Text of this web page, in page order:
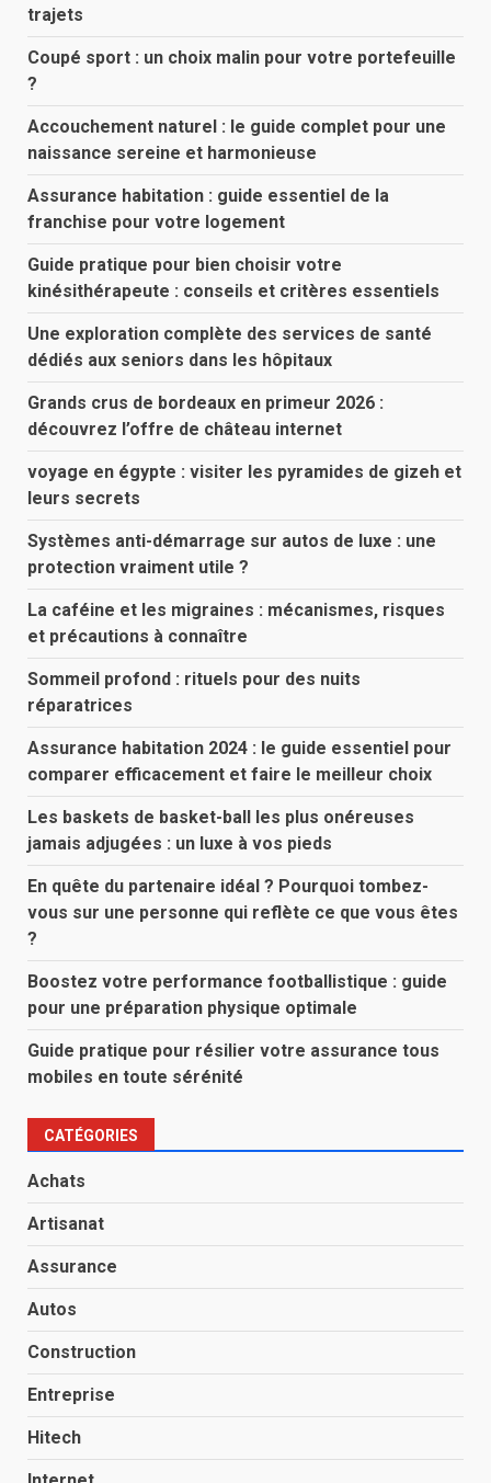
trajets
Coupé sport : un choix malin pour votre portefeuille
?
Accouchement naturel : le guide complet pour une
naissance sereine et harmonieuse
Assurance habitation : guide essentiel de la
franchise pour votre logement
Guide pratique pour bien choisir votre
kinésithérapeute : conseils et critères essentiels
Une exploration complète des services de santé
dédiés aux seniors dans les hôpitaux
Grands crus de bordeaux en primeur 2026 :
découvrez l’offre de château internet
voyage en égypte : visiter les pyramides de gizeh et
leurs secrets
Systèmes anti-démarrage sur autos de luxe : une
protection vraiment utile ?
La caféine et les migraines : mécanismes, risques
et précautions à connaître
Sommeil profond : rituels pour des nuits
réparatrices
Assurance habitation 2024 : le guide essentiel pour
comparer efficacement et faire le meilleur choix
Les baskets de basket-ball les plus onéreuses
jamais adjugées : un luxe à vos pieds
En quête du partenaire idéal ? Pourquoi tombez-
vous sur une personne qui reflète ce que vous êtes
?
Boostez votre performance footballistique : guide
pour une préparation physique optimale
Guide pratique pour résilier votre assurance tous
mobiles en toute sérénité
CATÉGORIES
Achats
Artisanat
Assurance
Autos
Construction
Entreprise
Hitech